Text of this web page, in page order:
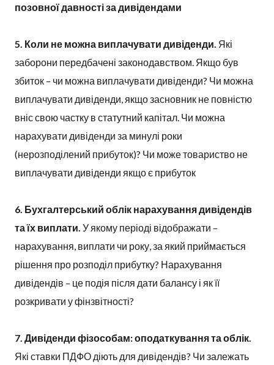
позовної давності за дивідендами
5. Коли не можна виплачувати дивіденди. Які
заборони передбачені законодавством. Якщо був
збиток – чи можна виплачувати дивіденди? Чи можна
виплачувати дивіденди, якщо засновник не повністю
вніс свою частку в статутний капітал. Чи можна
нарахувати дивіденди за минулі роки
(нерозподілений прибуток)? Чи може товариство не
виплачувати дивіденди якщо є прибуток
6. Бухгалтерський облік нарахування дивідендів
та їх виплати. У якому періоді відображати –
нарахування, виплати чи року, за який приймається
рішення про розподіл прибутку? Нарахування
дивідендів – це подія після дати балансу і як її
розкривати у фінзвітності?
7. Дивіденди фізособам: оподаткування та облік.
Які ставки ПДФО діють для дивідендів? Чи залежать